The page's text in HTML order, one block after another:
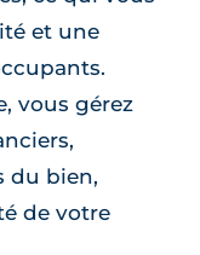
et une
vous gérez
du bien,
de votre